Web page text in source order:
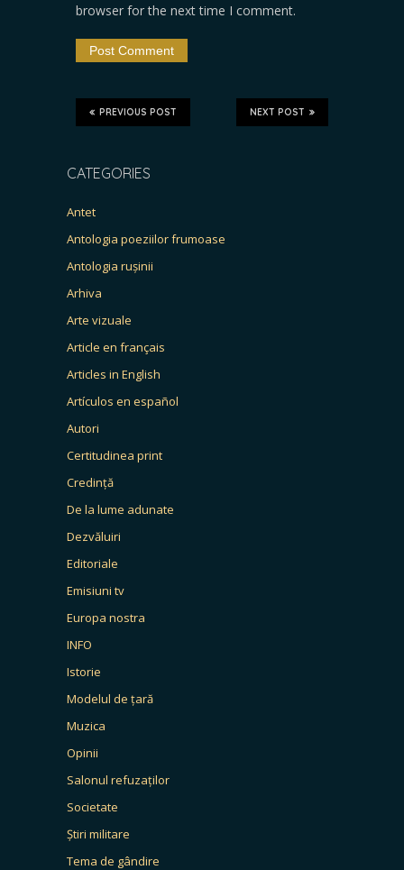
browser for the next time I comment.
NEXT POST
PREVIOUS POST
CATEGORIES
Antet
Antologia poeziilor frumoase
Antologia rușinii
Arhiva
Arte vizuale
Article en français
Articles in English
Artículos en español
Autori
Certitudinea print
Credință
De la lume adunate
Dezvăluiri
Editoriale
Emisiuni tv
Europa nostra
INFO
Istorie
Modelul de țară
Muzica
Opinii
Salonul refuzaților
Societate
Știri militare
Tema de gândire